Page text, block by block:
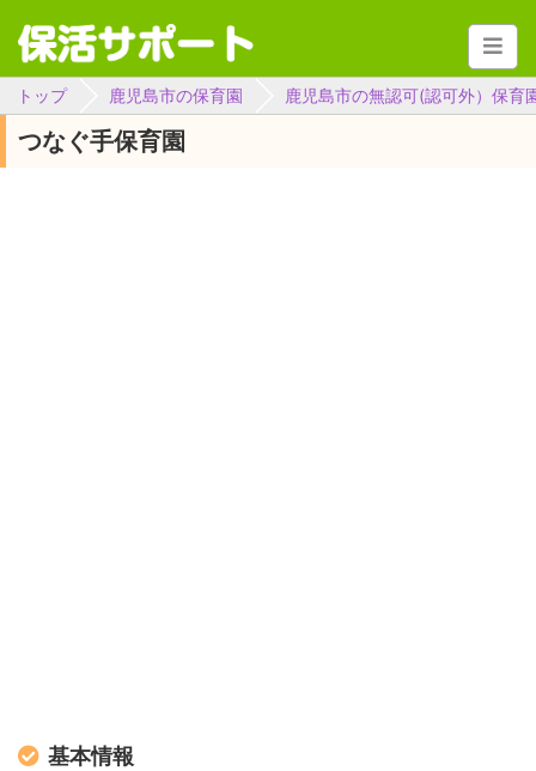
トップ 鹿児島市の保育園 鹿児島市の無認可(認可外）保育
つなぐ手保育園
基本情報